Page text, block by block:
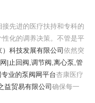
先进的医疗扶持和专科的
化的调养决策。不管是平
科技发展有限公司依然突
|止回阀,调节阀,离心泵,管
业的泵阀网平台杏康医疗
益贸易有限公司确保每一